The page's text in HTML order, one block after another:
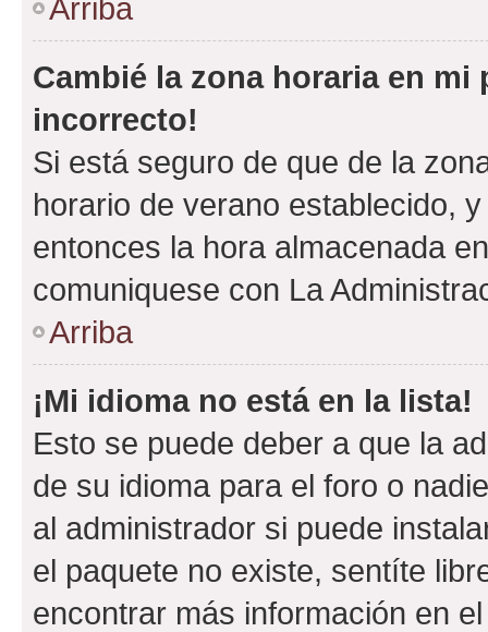
Arriba
Cambié la zona horaria en
incorrecto!
Si está seguro de que de la
horario de verano establecido,
entonces la hora almacenada
comuniquese con La
Arriba
¡Mi idioma no está en la lista!
Esto se puede deber a que la
de su idioma para el foro o
al administrador si puede
el paquete no existe, sentíte
encontrar más información en